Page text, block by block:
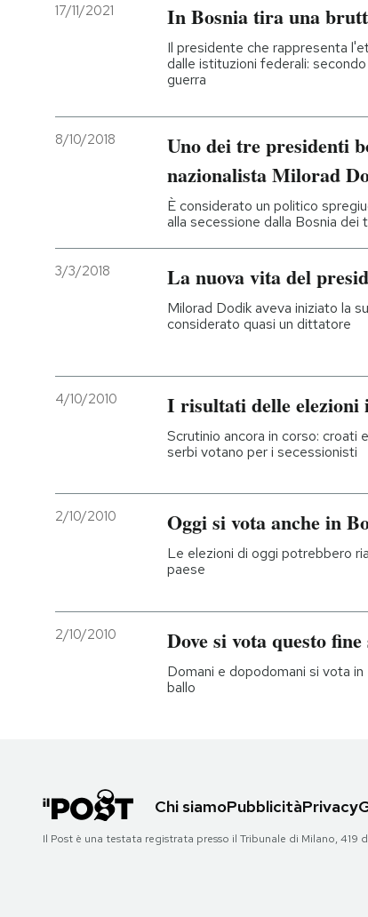
17/11/2021 In Bosnia tira una
Il presidente che rappresenta
dalle istituzioni federali:
guerra
8/10/2018
Uno dei tre presidenti
nazionalista Milorad
È considerato un politico
alla secessione dalla Bosnia
3/3/2018 La nuova vita del
Milorad Dodik aveva iniziato la
considerato quasi un dittatore
4/10/2010 I risultati delle elezioni
Scrutinio ancora in corso: croati
serbi votano per i secessionisti
2/10/2010 Oggi si vota anche in
Le elezioni di oggi potrebbero
paese
2/10/2010 Dove si vota questo
Domani e dopodomani si vota
ballo
Chi siamoPubblicitàPrivacy
Il Post è una testata registrata presso il Tribunale di Milano,